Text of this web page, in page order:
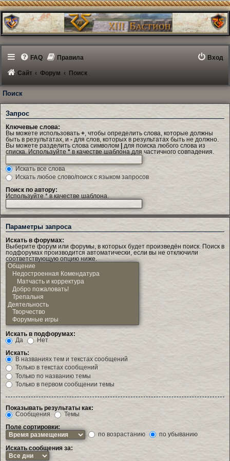
FAQ Правила Вход
Сайт Форум Поиск
Поиск
Запрос
Ключевые слова:
Вы можете использовать + , чтобы определить слова, которые должны
быть в результатах, и - для слов, которых в результатах быть не должно.
Вы можете разделить слова символом
для поиска любого слова из
списка. Используйте*в качестве шаблона для частичного совпадения.
Искать все слова
Искать любое слово/поиск с языком запросов
Поиск по автору:
Используйте * в качестве шаблона.
Параметры запроса
Искать в форумах:
Выберите форум или форумы, в которых будет произведён поиск. Поиск в
подфорумах производится автоматически, если вы не отключили
соответствующую опцию ниже.
Искать в подфорумах:
Да
Нет
Искать:
В названиях тем и текстах сообщений
Только в текстах сообщений
Только по названию темы
Только в первом сообщении темы
Показывать результаты как:
Сообщения
Темы
Поле сортировки:
по возрастанию
по убыванию
Искать сообщения за: